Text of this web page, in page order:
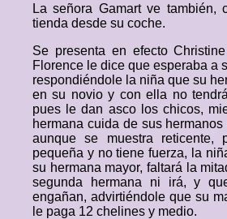
La señora Gamart ve también,
tienda desde su coche.
Se presenta en efecto
Florence le dice que esperaba a
respondiéndole la niña que su
en su novio y con ella no
pues le dan asco los chicos,
hermana cuida de sus hermanos
aunque se muestra reticente,
pequeña y no tiene fuerza, la
su hermana mayor, faltará la
segunda hermana ni irá, y
engañan, advirtiéndole que su
le paga 12 chelines y medio.